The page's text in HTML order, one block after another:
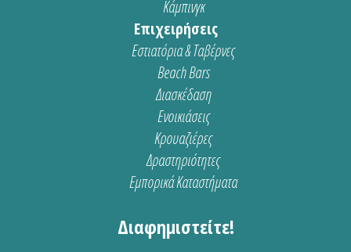
Κάμπινγκ
Επιχειρήσεις
Εστιατόρια & Ταβέρνες
Beach Bars
Διασκέδαση
Ενοικιάσεις
Κρουαζιέρες
Δραστηριότητες
Εμπορικά Καταστήματα
Διαφημιστείτε!